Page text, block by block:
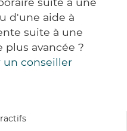
d'une aide à
suite à une
avancée ?
un conseiller